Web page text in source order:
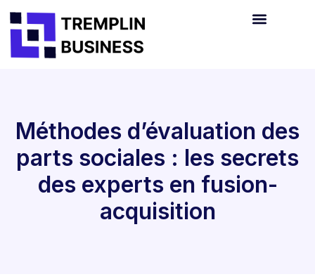
Méthodes d’évaluation des
parts sociales : les secrets
des experts en fusion-
acquisition